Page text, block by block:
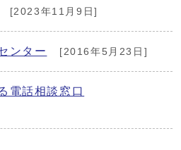
[2023年11月9日]
ンター [2016年5月23日]
電話相談窓口